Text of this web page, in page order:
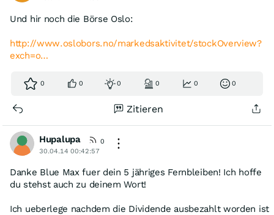
Und hir noch die Börse Oslo:
http://www.oslobors.no/markedsaktivitet/stockOverview?
exch=o…
0 0 0 0 0 0
Zitieren
Hupalupa
0
30.04.14 00:42:57
Danke Blue Max fuer dein 5 jähriges Fernbleiben! Ich hoffe
du stehst auch zu deinem Wort!
Ich ueberlege nachdem die Dividende ausbezahlt worden ist